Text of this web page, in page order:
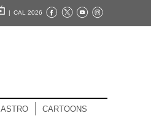
| CAL 2026
ASTRO CARTOONS